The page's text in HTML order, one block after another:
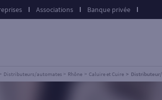
Associations Banque privée
Distributeurs/automates Rhône Caluire et Cuire Distributeur/